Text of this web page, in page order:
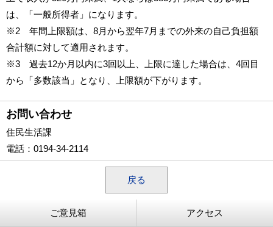
は、「一般所得者」になります。
※2 年間上限額は、8月から翌年7月までの外来の自己負担額
合計額に対して適用されます。
※3 過去12か月以内に3回以上、上限に達した場合は、4回目
から「多数該当」となり、上限額が下がります。
お問い合わせ
住民生活課
電話 ：0194-34-2114
戻る
ご意見箱 アクセス